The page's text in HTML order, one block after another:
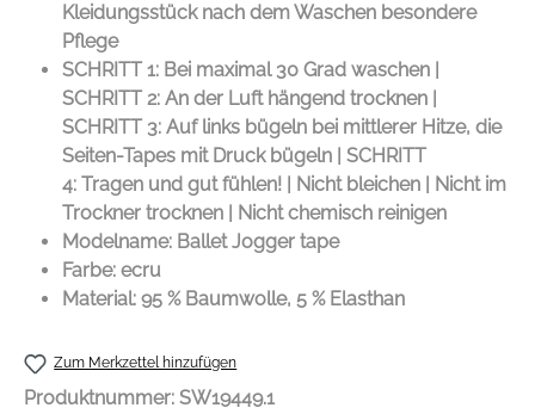
Kleidungsstück nach dem Waschen besondere
Pflege
SCHRITT 1: Bei maximal 30 Grad waschen |
SCHRITT 2: An der Luft hängend trocknen |
SCHRITT 3: Auf links bügeln bei mittlerer Hitze, die
Seiten-Tapes mit Druck bügeln | SCHRITT
4: Tragen und gut fühlen! | Nicht bleichen | Nicht im
Trockner trocknen | Nicht chemisch reinigen
Modelname: Ballet Jogger tape
Farbe: ecru
Material: 95 % Baumwolle, 5 % Elasthan
Zum Merkzettel hinzufügen
Produktnummer: SW19449.1